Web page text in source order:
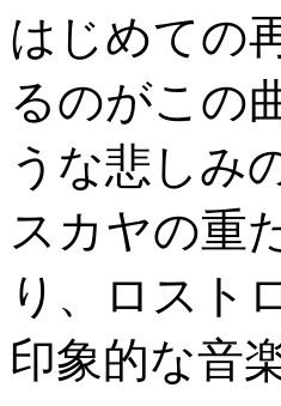
はじめての
るのがこの
うな悲しみ
スカヤの重
り、ロスト
印象的な音